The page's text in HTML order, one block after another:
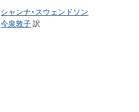
シャンナ・スウェンドソン
今泉敦子訳